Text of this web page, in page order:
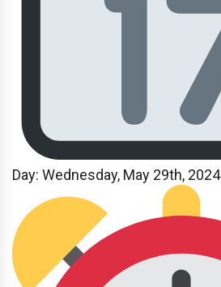
Day: Wednesday, May 29th, 2024